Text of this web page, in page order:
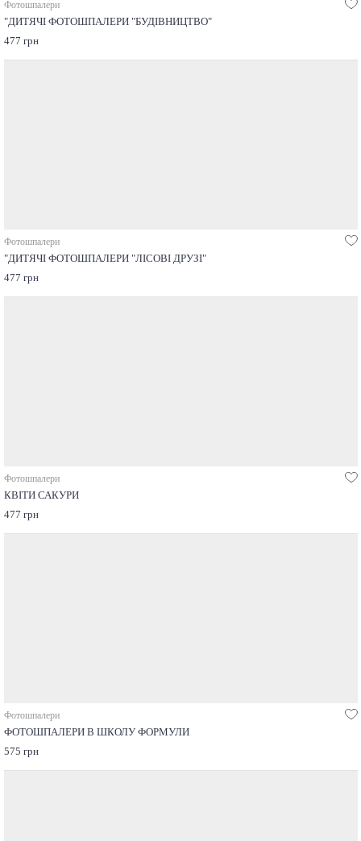
Фотошпалери
"ДИТЯЧІ ФОТОШПАЛЕРИ "БУДІВНИЦТВО"
477 грн
Фотошпалери
"ДИТЯЧІ ФОТОШПАЛЕРИ "ЛІСОВІ ДРУЗІ"
477 грн
Фотошпалери
КВІТИ САКУРИ
477 грн
Фотошпалери
ФОТОШПАЛЕРИ В ШКОЛУ ФОРМУЛИ
575 грн